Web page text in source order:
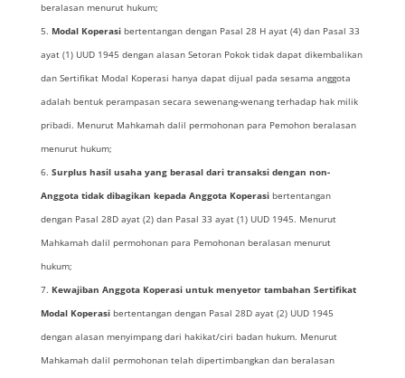
beralasan menurut hukum;
Modal Koperasibertentangan dengan Pasal 28 H ayat (4) dan Pasal 33
ayat (1) UUD 1945 dengan alasan Setoran Pokok tidak dapat dikembalikan
dan Sertifikat Modal Koperasi hanya dapat dijual pada sesama anggota
adalah bentuk perampasan secara sewenang-wenang terhadap hak milik
pribadi. Menurut Mahkamah dalil permohonan para Pemohon beralasan
menurut hukum;
Surplus hasil usaha yang berasal dari transaksi dengan non-
Anggota tidak dibagikan kepada Anggota Koperasibertentangan
dengan Pasal 28D ayat (2) dan Pasal 33 ayat (1) UUD 1945. Menurut
Mahkamah dalil permohonan para Pemohonan beralasan menurut
hukum;
Kewajiban Anggota Koperasi untuk menyetor tambahan Sertifikat
Modal Koperasibertentangan dengan Pasal 28D ayat (2) UUD 1945
dengan alasan menyimpang dari hakikat/ciri badan hukum. Menurut
Mahkamah dalil permohonan telah dipertimbangkan dan beralasan